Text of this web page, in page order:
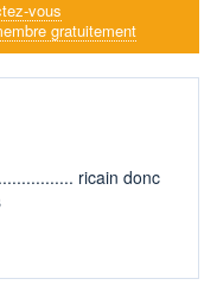
vous
gratuitement
ricain donc